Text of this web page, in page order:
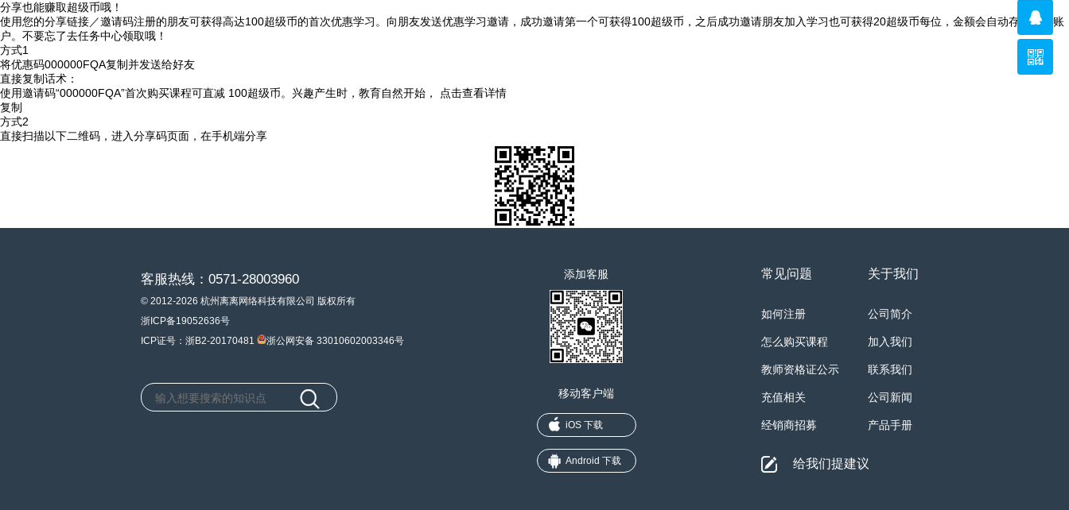
分享也能赚取超级币哦！
使用您的分享链接／邀请码注册的朋友可获得高达100超级币的首次优惠学习。向朋友发送优惠学习邀请，成功邀请第一个可获得100超级币，之后成功邀请朋友加入学习也可获得20超级币每位，金额会自动存入您的账
户。不要忘了去任务中心领取哦！
方式1
将优惠码000000FQA复制并发送给好友
直接复制话术：
使用邀请码“000000FQA”首次购买课程可直减 100超级币。兴趣产生时，教育自然开始， 点击查看详情
复制
方式2
直接扫描以下二维码，进入分享码页面，在手机端分享
客服热线：0571-28003960
© 2012-2026 杭州离离网络科技有限公司 版权所有
浙ICP备19052636号
ICP证号：浙B2-20170481
浙公网安备 33010602003346号
添加客服
移动客户端
iOS 下载
Android 下载
常见问题
如何注册
怎么购买课程
教师资格证公示
充值相关
经销商招募
关于我们
公司简介
加入我们
联系我们
公司新闻
产品手册
给我们提建议